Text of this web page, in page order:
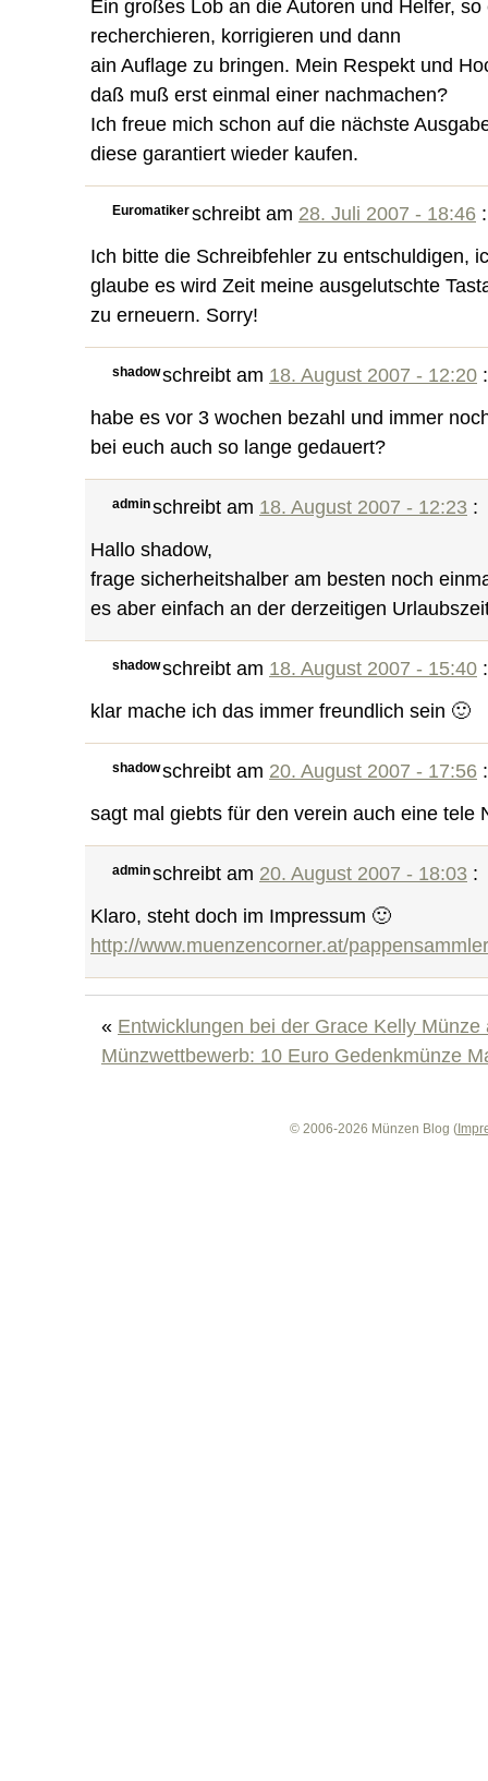
Ein großes Lob an die Autoren und Helfer,
recherchieren, korrigieren und dann
ain Auflage zu bringen. Mein Respekt und
daß muß erst einmal einer nachmachen?
Ich freue mich schon auf die nächste
diese garantiert wieder kaufen.
Euromatikerschreibt am 28. Juli 2007 - 18:46 :
Ich bitte die Schreibfehler zu entschuldigen,
glaube es wird Zeit meine ausgelutschte
zu erneuern. Sorry!
shadowschreibt am 18. August 2007 - 12:20 :
habe es vor 3 wochen bezahl und immer
bei euch auch so lange gedauert?
adminschreibt am 18. August 2007 - 12:23 :
Hallo shadow,
frage sicherheitshalber am besten noch
es aber einfach an der derzeitigen
shadowschreibt am 18. August 2007 - 15:40 :
klar mache ich das immer freundlich sein 🙂
shadowschreibt am 20. August 2007 - 17:56 :
sagt mal giebts für den verein auch eine tele
adminschreibt am 20. August 2007 - 18:03 :
Klaro, steht doch im Impressum 🙂
http://www.muenzencorner.at/
« Entwicklungen bei der Grace Kelly Münze
Münzwettbewerb: 10 Euro Gedenkmünze
© 2006-2026 Münzen Blog (